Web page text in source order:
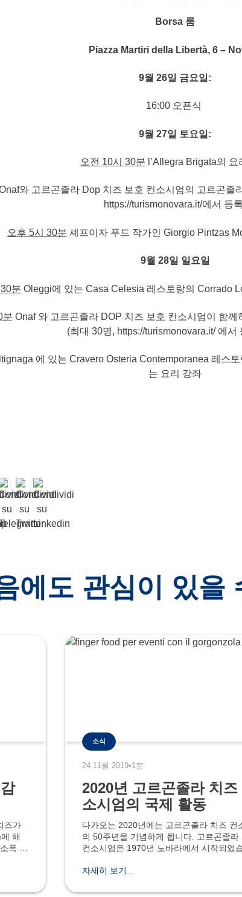
Borsa 룸
Piazza Martiri della Libertà, 6 –
9월 26일 금요일 :
16:00 오픈식
9월 27일 토요일 :
오전 10시 30분 l’Allegra Brigata의 요
와 고르곤졸라 Dop 치즈 보호 컨소시엄의 고르곤졸
https://turismonovara.it/에서 등
오후 5시 30분 셰프이자 푸드 작가인 Giorgio Pintzas
9월 28일 일요일
30분 Oleggi에 있는 Casa Celesia 레스토랑의 Corrado
분 Onaf 와 고르곤졸라 DOP 치즈 보호 컨소시엄이 함
(최대 30명, https://turismonovara.it/ 에서
에 있는 Cravero Osteria Contemporanea 레스
는 요리 강좌
에도 관심이 있을
즈가
해
폭 감
요
소식
24 11월 2019•1분
2020년 고르곤졸라 치즈
소시엄의 국제 활동
다가오는 2020년에는 고르곤졸라 치즈 컨
의 50주년을 기념하게 됩니다. 고르곤졸라 치즈
컨소시엄은 1970년 노바라에서 시작되었습
준비하고 있습니다. 또한, 국제적인 이벤트
개최되는 GULFOOD; 3월에는 일본의 캐
자세히 보기...